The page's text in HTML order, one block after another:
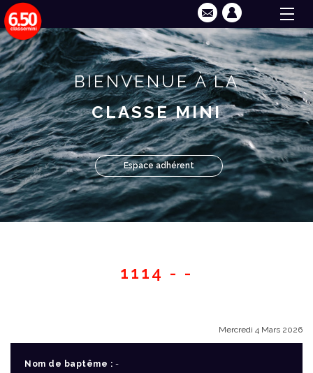
BIENVENUE À LA
CLASSE MINI
Espace adhérent
1114 - -
Mercredi 4 Mars 2026
Nom de baptême : -